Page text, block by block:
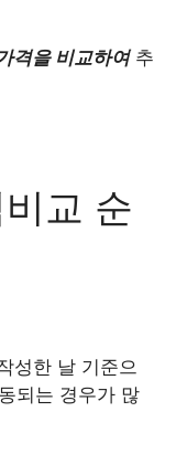
격을 비교하여추
교 순
성한 날 기준으
되는 경우가 많